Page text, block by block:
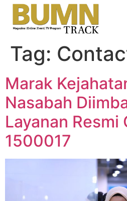
Tag:
Marak
Nasabah
Layanan Resmi
1500017